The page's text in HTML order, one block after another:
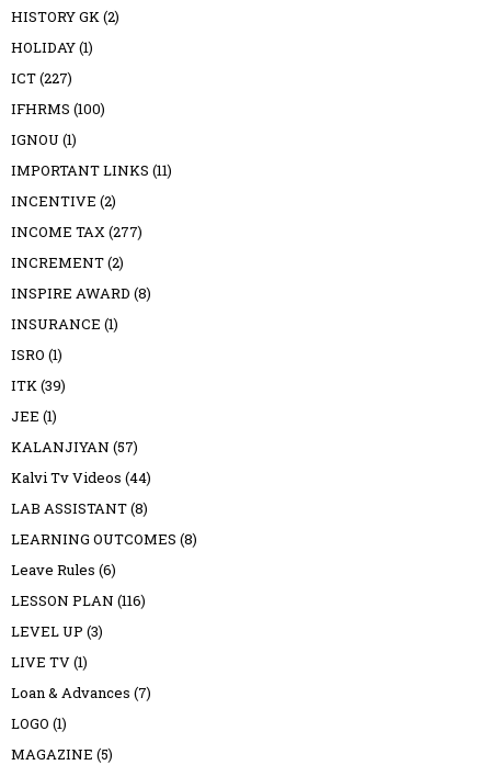
HISTORY GK(2)
HOLIDAY(1)
ICT(227)
IFHRMS (100)
IGNOU (1)
IMPORTANT LINKS (11)
INCENTIVE (2)
INCOME TAX(277)
INCREMENT(2)
INSPIRE AWARD (8)
INSURANCE (1)
ISRO (1)
ITK(39)
JEE (1)
KALANJIYAN (57)
Kalvi Tv Videos (44)
LAB ASSISTANT(8)
LEARNING OUTCOMES (8)
Leave Rules (6)
LESSON PLAN (116)
LEVEL UP (3)
LIVE TV(1)
Loan & Advances (7)
LOGO (1)
MAGAZINE (5)